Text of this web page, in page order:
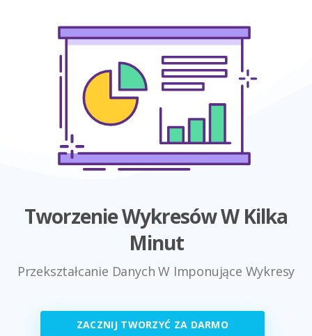
Tworzenie Wykresów W Kilka
Minut
Przekształcanie Danych W Imponujące Wykresy
ZACZNIJ TWORZYĆ ZA DARMO